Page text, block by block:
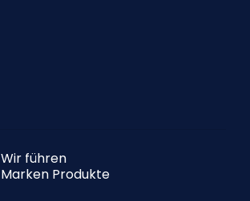
Wir führen
Marken Produkte